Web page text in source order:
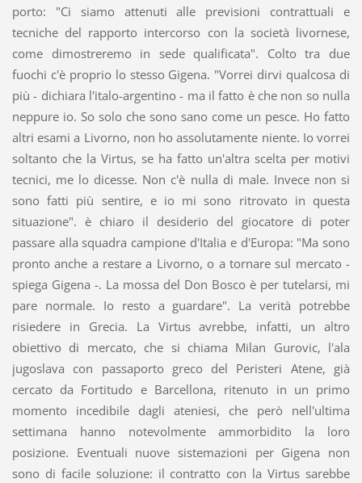
porto: "Ci siamo attenuti alle previsioni contrattuali e
tecniche del rapporto intercorso con la società livornese,
come dimostreremo in sede qualificata". Colto tra due
fuochi c'è proprio lo stesso Gigena. "Vorrei dirvi qualcosa di
più - dichiara l'italo-argentino - ma il fatto è che non so nulla
neppure io. So solo che sono sano come un pesce. Ho fatto
altri esami a Livorno, non ho assolutamente niente. Io vorrei
soltanto che la Virtus, se ha fatto un'altra scelta per motivi
tecnici, me lo dicesse. Non c'è nulla di male. Invece non si
sono fatti più sentire, e io mi sono ritrovato in questa
situazione". è chiaro il desiderio del giocatore di poter
passare alla squadra campione d'Italia e d'Europa: "Ma sono
pronto anche a restare a Livorno, o a tornare sul mercato -
spiega Gigena -. La mossa del Don Bosco è per tutelarsi, mi
pare normale. Io resto a guardare". La verità potrebbe
risiedere in Grecia. La Virtus avrebbe, infatti, un altro
obiettivo di mercato, che si chiama Milan Gurovic, l'ala
jugoslava con passaporto greco del Peristeri Atene, già
cercato da Fortitudo e Barcellona, ritenuto in un primo
momento incedibile dagli ateniesi, che però nell'ultima
settimana hanno notevolmente ammorbidito la loro
posizione. Eventuali nuove sistemazioni per Gigena non
sono di facile soluzione: il contratto con la Virtus sarebbe